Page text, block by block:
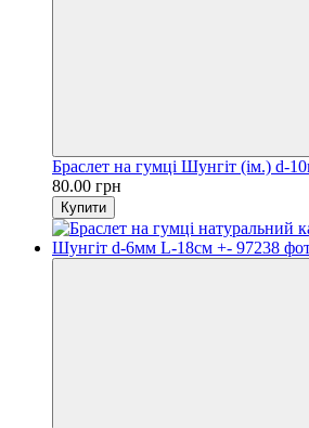
Браслет на гумці Шунгіт (ім.) d-
80.00 грн
Купити